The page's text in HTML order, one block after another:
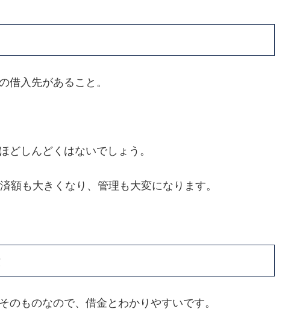
借入先があること。
どしんどくはないでしょう。
額も大きくなり、管理も大変になります。
のものなので、借金とわかりやすいです。